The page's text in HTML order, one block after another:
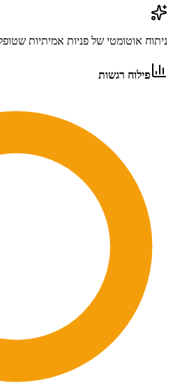
ניתוח אוטומטי של פניות אמיתיות
פילוח רגשות